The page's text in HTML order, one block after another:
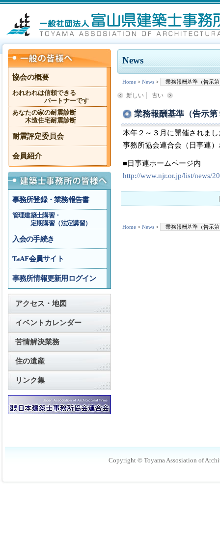
News
Home > News > 業務報酬基準（告示
新しい 古い
業務報酬基準（告示
本年２～３月に開催されま
事務所協会連合会（日事連
■日事連ホームページ内
http://www.njr.or.jp/list/news/
Home > News > 業務報酬基準（告示
協会の概要
われわれは信頼できる
パートナーです
あなたの家の耐震診断
木造住宅耐震診断
耐震評定委員会
会員紹介
事務所登録・業務報告書
管理建築士講習・
定期講習（法定講習）
入会の手続き
TaAF会員サイト
事務所情報更新用ログイン
アクセス・地図
イベントカレンダー
苦情解決業務
住の遺産
リンク集
Copyright © Toyama Assosiation of